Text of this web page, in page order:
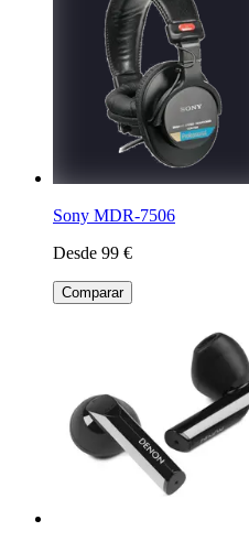
Sony MDR-7506
Desde 99 €
Comparar